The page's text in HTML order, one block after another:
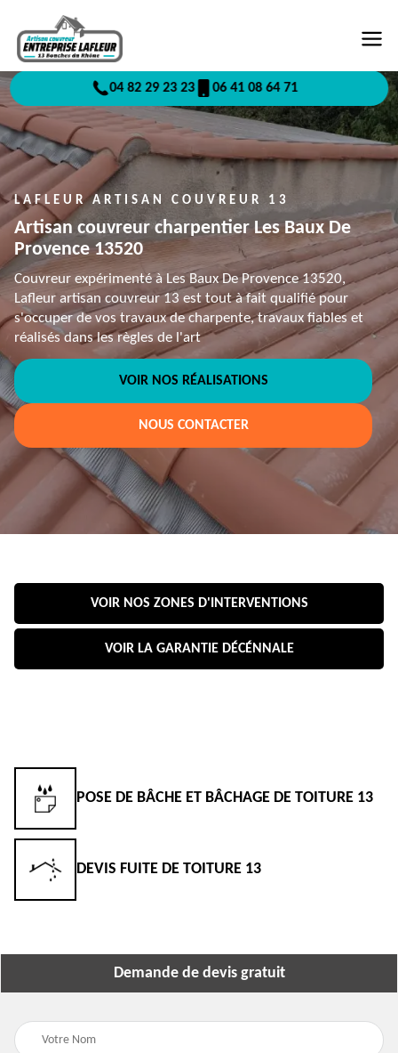
04 82 29 23 23 06 41 08 64 71
LAFLEUR ARTISAN COUVREUR 13
Artisan couvreur charpentier Les Baux De
Provence 13520
Couvreur expérimenté à Les Baux De Provence 13520,
Lafleur artisan couvreur 13 est tout à fait qualifié pour
s'occuper de vos travaux de charpente, travaux fiables et
réalisés dans les règles de l'art
VOIR NOS RÉALISATIONS
NOUS CONTACTER
VOIR NOS ZONES D'INTERVENTIONS
VOIR LA GARANTIE DÉCÉNNALE
POSE DE BÂCHE ET BÂCHAGE DE TOITURE 13
DEVIS FUITE DE TOITURE 13
Demande de devis gratuit